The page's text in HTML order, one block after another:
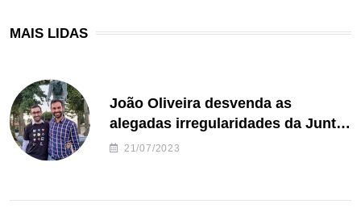
MAIS LIDAS
João Oliveira desvenda as
alegadas irregularidades da Junta
de Freguesia S. João de Ver
21/07/2023